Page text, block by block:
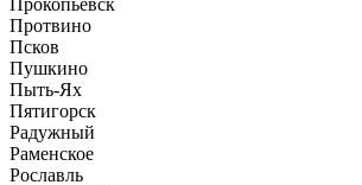
Протвино
Псков
Пушкино
Пыть-Ях
Пятигорск
Радужный
Раменское
Рославль